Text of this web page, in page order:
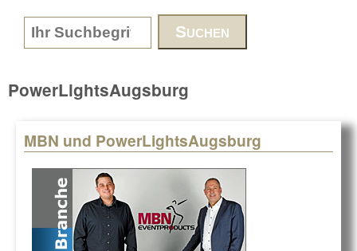
www.DieReferenz.de
Search form
PowerLightsAugsburg
MBN und PowerLightsAugsburg